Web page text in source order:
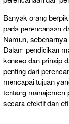
Banyak orang
pada perencanaan
Namun,
Dalam pendidikan
konsep dan prinsip
penting dari
mencapai tujuan
tentang manajemen
secara efektif dan